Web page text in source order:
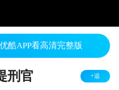
酷APP看高清完整版
刑官 +追